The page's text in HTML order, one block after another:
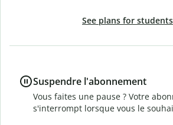
See plans for students
Suspendre l'abonnement
Vous faites une pause ? Votre
s'interrompt lorsque vous le